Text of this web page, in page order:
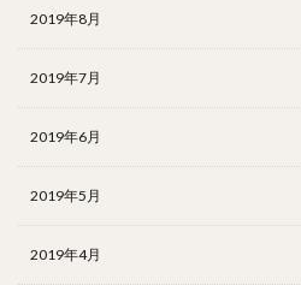
2019年8月
2019年7月
2019年6月
2019年5月
2019年4月